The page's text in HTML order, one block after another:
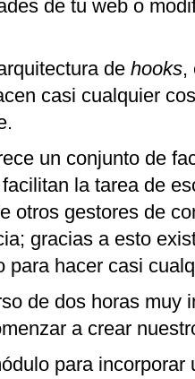
de tu web o
de hooks,
casi cualquier
un conjunto de
la tarea de
otros gestores de
gracias a esto
para hacer casi
de dos horas muy
a crear
para incorporar